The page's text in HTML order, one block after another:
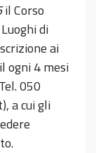
il Corso
di
ai
ogni 4 mesi
050
a cui gli